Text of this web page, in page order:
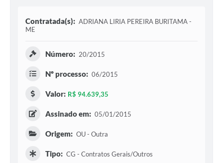
Contratada(s): ADRIANA LIRIA PEREIRA BURITAMA -
ME
Número: 20/2015
Nº processo: 06/2015
Valor: R$ 94.639,35
Assinado em: 05/01/2015
Origem: OU - Outra
Tipo: CG - Contratos Gerais/Outros